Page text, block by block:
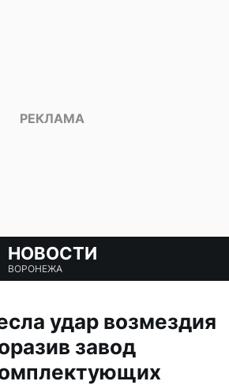
НОВОСТИ
ВОРОНЕЖА
удар возмездия
завод